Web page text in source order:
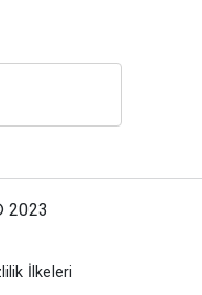
2023
İlkeleri